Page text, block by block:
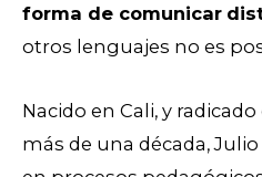
forma de comunicar
otros lenguajes no es
Nacido en Cali, y
más de una década,